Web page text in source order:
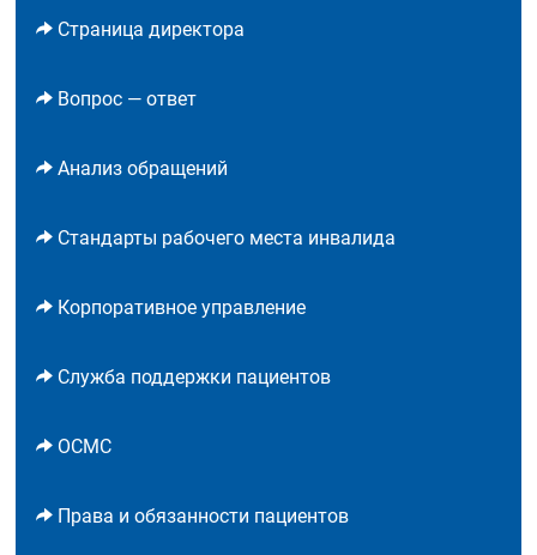
Страница директора
Вопрос — ответ
Анализ обращений
Стандарты рабочего места инвалида
Корпоративное управление
Служба поддержки пациентов
ОСМС
Права и обязанности пациентов